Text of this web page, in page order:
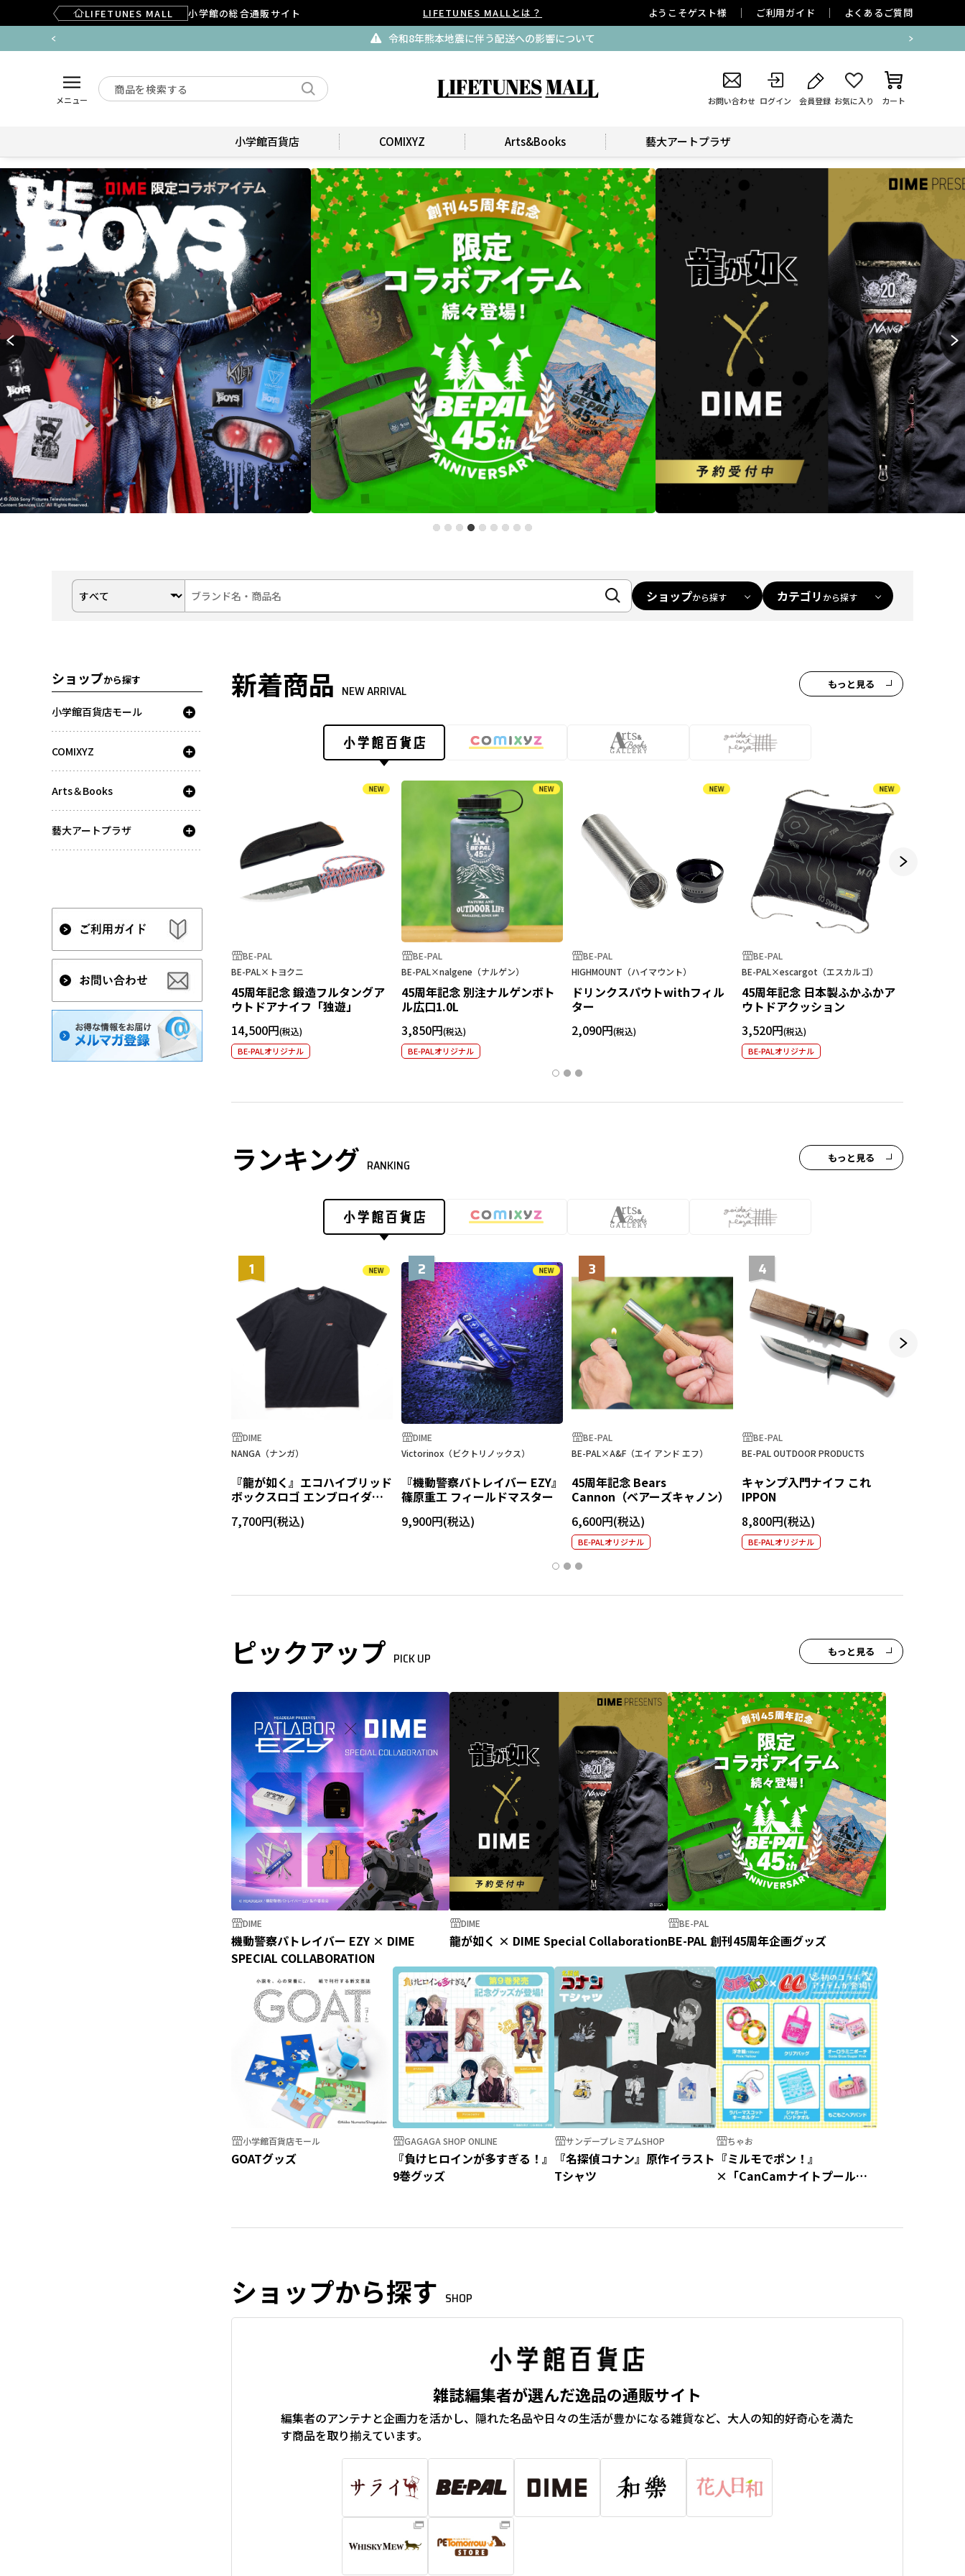
LIFETUNES MALL 小学館の総合通販サイト LIFETUNES MALLとは？ ようこそゲスト様 ご利用ガイド よくあるご質問
配送への影響について 払込用紙による後払い決済 一時停止のお知
メニュー お問い合わせ ログイン 会員登録 お気に入り カート
小学館百貨店 COMIXYZ Arts&Books 藝大アートプラザ
ショップから探す カテゴリから探す
ショップから探す
小学館百貨店モール
COMIXYZ
Arts＆Books
藝大アートプラザ
新着商品 NEW ARRIVAL
BE-PAL
BE-PAL×トヨクニ
45周年記念 鍛造フルタングア
ウトドアナイフ「独遊」
14,500円
BE-PALオリジナル
BE-PAL
BE-PAL×nalgene（ナルゲン）
45周年記念 別注ナルゲンボト
ル広口1.0L
3,850円
BE-PALオリジナル
BE-PAL
HIGHMOUNT（ハイマウント）
ドリンクスパウトwithフィル
ター
2,090円
BE-PAL
BE-PAL×escargot（エスカルゴ）
45周年記念 日本製ふかふかア
ウトドアクッション
3,520円
BE-PALオリジナル
もっと見る
ランキング RANKING
1
DIME
NANGA（ナンガ）
『龍が如く』エコハイブリッド
ボックスロゴ エンブロイダリ
7,700円
2
DIME
Victorinox（ビクトリノックス）
『機動警察パトレイバー EZY』
篠原重工 フィールドマスター
9,900円
3
BE-PAL
BE-PAL×A&F（エイ アンド エフ）
45周年記念 Bears
Cannon（ベアーズキャノン）
6,600円
BE-PALオリジナル
4
BE-PAL
BE-PAL OUTDOOR PRODUCTS
キャンプ入門ナイフ これ
IPPON
8,800円
BE-PALオリジナル
もっと見る
ピックアップ PICK UP もっと見る
DIME
機動警察パトレイバー EZY × DIME
SPECIAL COLLABORATION
DIME
龍が如く × DIME Special Collaboration
BE-PAL
BE-PAL 創刊45周年企画グッズ
小学館百貨店モール
GOATグッズ
GAGAGA SHOP ONLINE
『負けヒロインが多すぎる！』
9巻グッズ
サンデープレミアムSHOP
『名探偵コナン』原作イラスト
Tシャツ
ちゃお
『ミルモでポン！』
×「CanCamナイトプール」
ショップから探す SHOP
雑誌編集者が選んだ逸品の通販サイト
編集者のアンテナと企画力を活かし、隠れた名品や日々の生活が豊かになる雑貨など、大人の知的好奇心を満た
す商品を取り揃えています。